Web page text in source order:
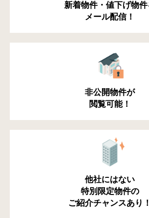
新着物件・値下げ物件
メール配信！
非公開物件が
閲覧可能！
他社にはない
特別限定物件の
ご紹介チャンスあり！